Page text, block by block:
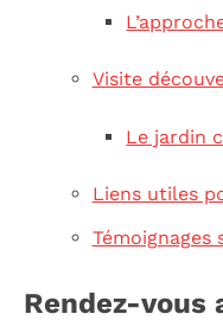
Visite
Le jardin
Liens utiles
Témoignages
Rendez-vous